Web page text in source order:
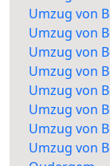
Umzug von
Umzug von
Umzug von
Umzug von
Umzug von
Umzug von
Umzug von
Umzug von